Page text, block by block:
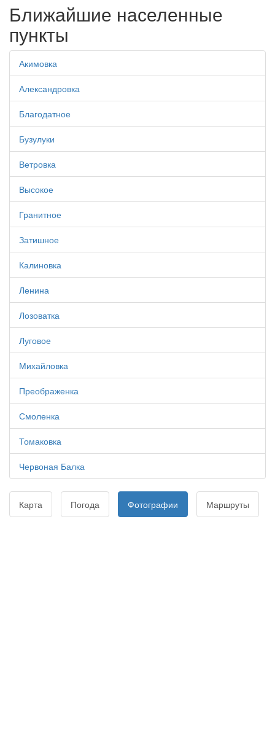
Ближайшие населенные
пункты
Акимовка
Александровка
Благодатное
Бузулуки
Ветровка
Высокое
Гранитное
Затишное
Калиновка
Ленина
Лозоватка
Луговое
Михайловка
Преображенка
Смоленка
Томаковка
Червоная Балка
Карта Погода Фотографии Маршруты